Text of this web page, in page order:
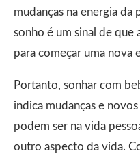
mudanças na energia da
sonho é um sinal de que
para começar uma nova
Portanto, sonhar com
indica mudanças e
podem ser na vida
outro aspecto da vida.